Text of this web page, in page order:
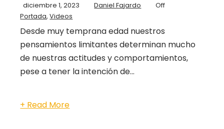
diciembre 1, 2023 Daniel Fajardo
Off
Portada,Videos
Desde muy temprana edad nuestros
pensamientos limitantes determinan mucho
de nuestras actitudes y comportamientos,
pese a tener la intención de...
+ Read More